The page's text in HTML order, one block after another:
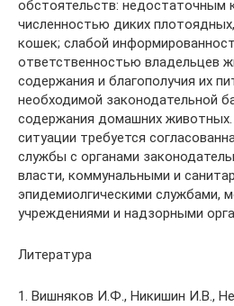
обстоятельств: недостаточным
численностью диких
кошек; слабой
ответственностью владельцев
содержания и благополучия их
необходимой законодательной
содержания домашних животных.
ситуации требуется
службы с органами
власти, коммунальными и
эпидемиолгическими службами,
учреждениями и надзорными
Литература
1. Вишняков И.Ф., Никишин И.В.,